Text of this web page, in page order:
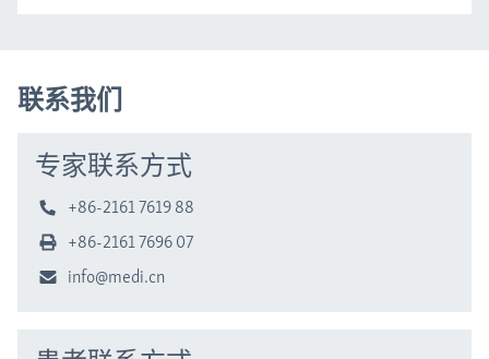
联系我们
专家联系方式
+86-2161 7619 88
+86-2161 7696 07
info@medi.cn